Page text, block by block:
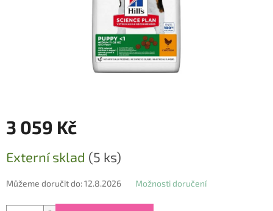
3 059 Kč
cena:
Externí sklad (5 ks)
Můžeme doručit do:12.8.2026 Možnosti doručení